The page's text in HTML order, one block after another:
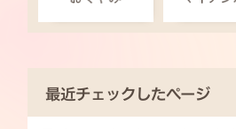
最近チェックしたページ